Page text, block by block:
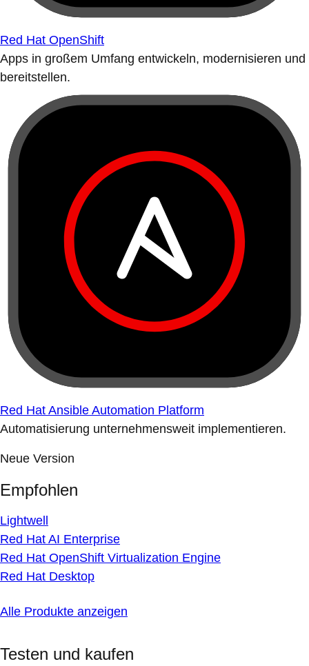
Red Hat OpenShift
Apps in großem Umfang entwickeln, modernisieren und
bereitstellen.
Red Hat Ansible Automation Platform
Automatisierung unternehmensweit implementieren.
Neue Version
Empfohlen
Lightwell
Red Hat AI Enterprise
Red Hat OpenShift Virtualization Engine
Red Hat Desktop
Alle Produkte anzeigen
Testen und kaufen